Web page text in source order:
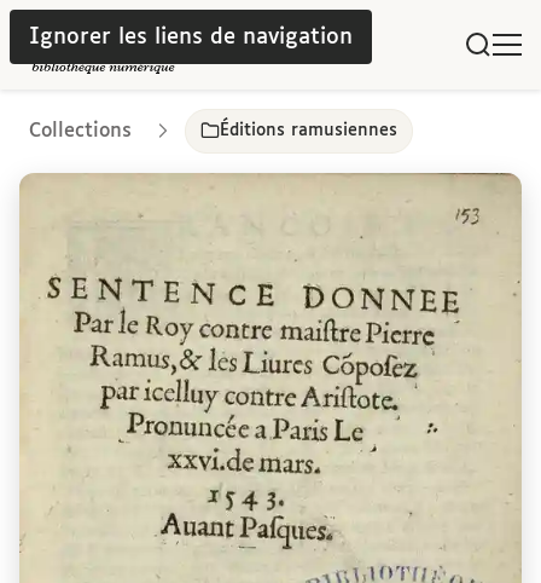
Ignorer les liens de navigation
Collections Éditions ramusiennes